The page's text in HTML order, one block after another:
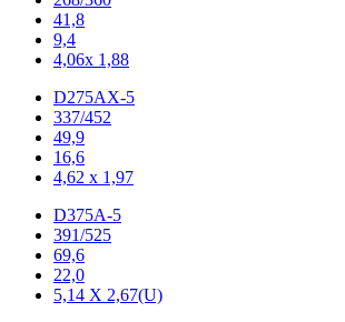
41,8
9,4
4,06x 1,88
D275AX-5
337/452
49,9
16,6
4,62 x 1,97
D375A-5
391/525
69,6
22,0
5,14 X 2,67(U)